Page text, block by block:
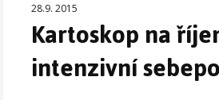
28.9. 2015
Kartoskop na
intenzivní